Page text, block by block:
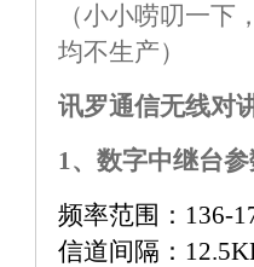
（小小唠叨一
均不生产）
讯罗通信无线对
1、数字中继台
频率范围： 136-
信道间隔：